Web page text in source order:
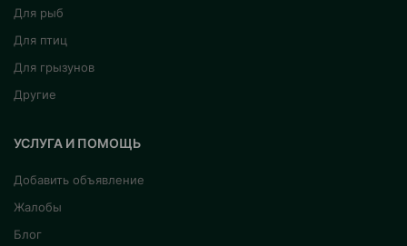
Для рыб
Для птиц
Для грызунов
Другие
УСЛУГА И ПОМОЩЬ
Добавить объявление
Жалобы
Блог